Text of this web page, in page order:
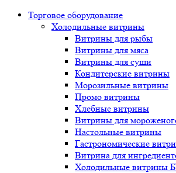
Торговое оборудованиe
Холодильные витрины
Витрины для рыбы
Витрины для мяса
Витрины для суши
Кондитерские витрины
Морозильные витрины
Промо витрины
Хлебные витрины
Витрины для
Настольные витрины
Гастрономические
Витрина для
Холодильные витрины